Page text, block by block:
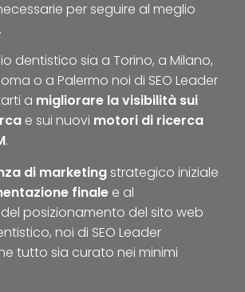
per seguire al meglio
dentistico sia a Torino, a Milano,
o a Palermo noi di SEO Leader
a migliorare la visibilità sui
e sui nuovi motori di ricerca
.
di marketing strategico iniziale
finale e al
posizionamento del sito web
noi di SEO Leader
tutto sia curato nei minimi